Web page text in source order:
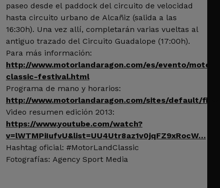
paseo desde el paddock del circuito de velocidad
hasta circuito urbano de Alcañiz (salida a las
16:30h). Una vez allí, completarán varias vueltas al
antiguo trazado del Circuito Guadalope (17:00h).
Para más información:
http://www.motorlandaragon.com/es/evento/
classic-festival.html
Programa de mano y horarios:
http://www.motorlandaragon.com/sites/default/
Video resumen edición 2013:
https://www.youtube.com/watch?
v=lWTMPiIufvU&list=UU4Utr8az1v0jqFZ9xRocW…
Hashtag oficial: #MotorLandClassic
Fotografías: Agency Sport Media